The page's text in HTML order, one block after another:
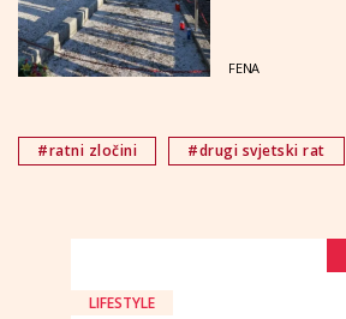
FENA
#ratni zločini #drugi svjetski rat
LIFESTYLE